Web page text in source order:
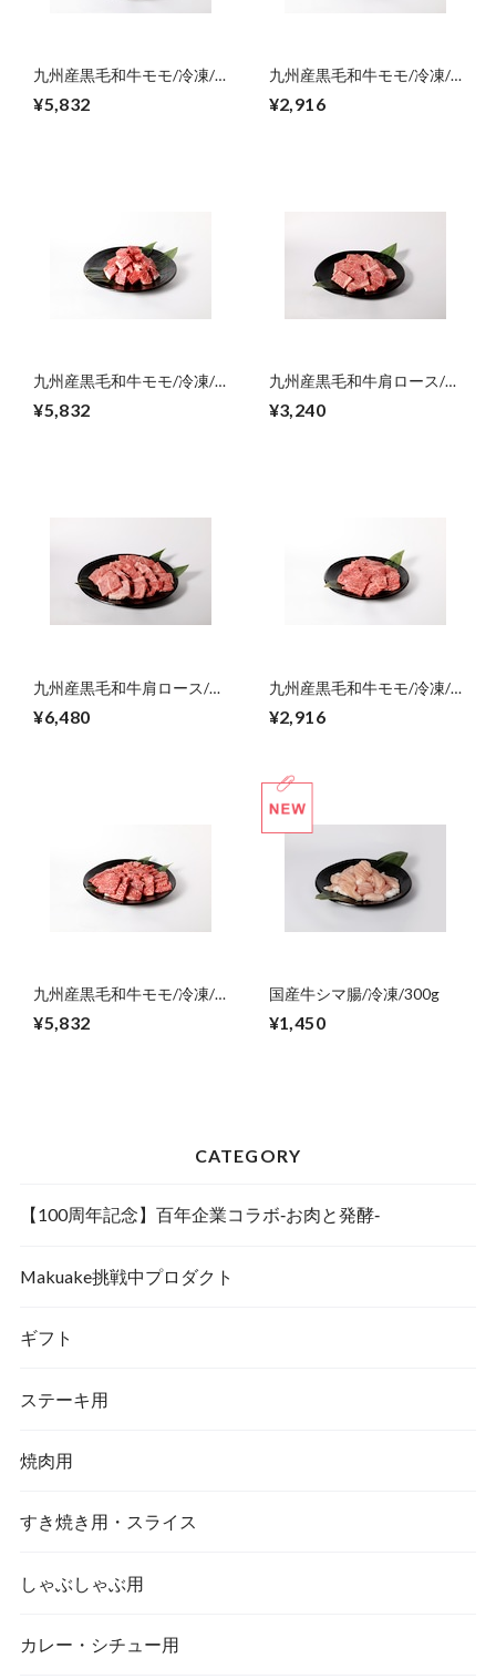
九州産黒毛和牛モモ/冷凍/
自宅用】
¥5,832
九州産黒毛和牛モモ/冷凍/
用/300g【ご自宅用】
¥2,916
九州産黒毛和牛モモ/冷凍/
用/600g【ご自宅用】
¥5,832
九州産黒毛和牛肩ロース/冷
用】
¥3,240
九州産黒毛和牛肩ロース/冷
用】
¥6,480
九州産黒毛和牛モモ/冷凍/
¥2,916
九州産黒毛和牛モモ/冷凍/
¥5,832
国産牛シマ腸/冷凍/300g
¥1,450
CATEGORY
【100周年記念】百年企業コラボ‐お肉と発酵‐
Makuake挑戦中プロダクト
ギフト
ステーキ用
焼肉用
すき焼き用・スライス
しゃぶしゃぶ用
カレー・シチュー用